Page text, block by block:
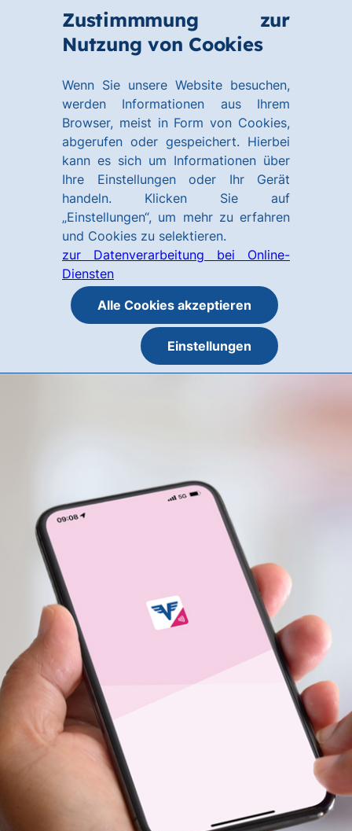
Zustimmmung zur
Nutzung von Cookies
Wenn Sie unsere Website besuchen,
werden Informationen aus Ihrem
Browser, meist in Form von Cookies,
abgerufen oder gespeichert. Hierbei
kann es sich um Informationen über
Ihre Einstellungen oder Ihr Gerät
handeln. Klicken Sie auf
„Einstellungen“, um mehr zu erfahren
und Cookies zu selektieren.
zur Datenverarbeitung bei Online-
Diensten
Alle Cookies akzeptieren
Einstellungen
Hauptinhalt